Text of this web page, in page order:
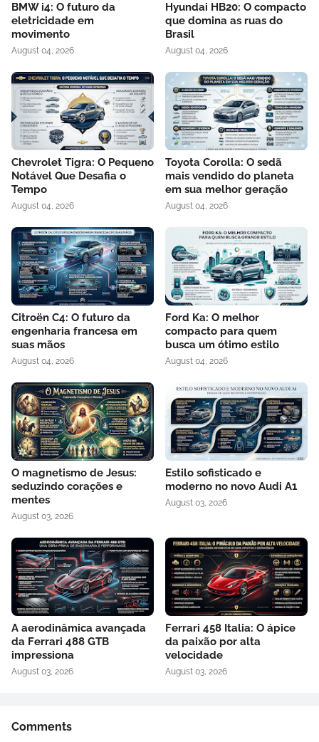
BMW i4: O futuro da
eletricidade em
movimento
August 04, 2026
Hyundai HB20: O compacto
que domina as ruas do
Brasil
August 04, 2026
Chevrolet Tigra: O Pequeno
Notável Que Desafia o
Tempo
August 04, 2026
Toyota Corolla: O sedã
mais vendido do planeta
em sua melhor geração
August 04, 2026
Citroën C4: O futuro da
engenharia francesa em
suas mãos
August 04, 2026
Ford Ka: O melhor
compacto para quem
busca um ótimo estilo
August 04, 2026
O magnetismo de Jesus:
seduzindo corações e
mentes
August 03, 2026
Estilo sofisticado e
moderno no novo Audi A1
August 03, 2026
A aerodinâmica avançada
da Ferrari 488 GTB
impressiona
August 03, 2026
Ferrari 458 Italia: O ápice
da paixão por alta
velocidade
August 03, 2026
Comments